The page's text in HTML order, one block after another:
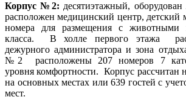
Корпус №2: десятиэтажный,
расположен медицинский центр, детский
номера для размещения с животными
класса. В холле первого этажа
дежурного администратора и зона
№2 расположены 207 номеров 7
уровня комфортности. Корпус рассчитан
на основных местах или 639 гостей с
мест.